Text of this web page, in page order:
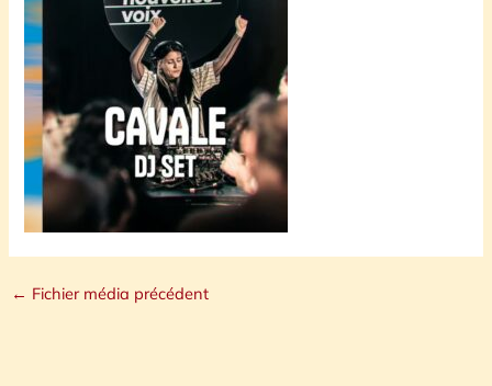
← Fichier média précédent